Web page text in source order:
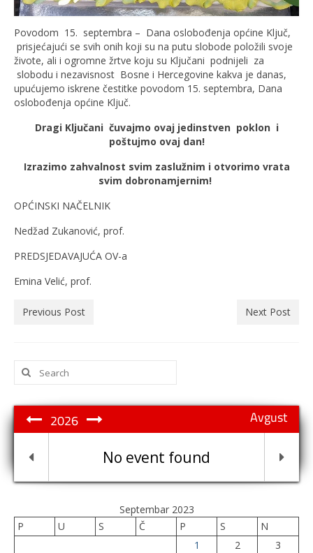
Povodom 15. septembra – Dana oslobođenja općine Ključ,
prisjećajući se svih onih koji su na putu slobode položili svoje
živote, ali i ogromne žrtve koju su Ključani podnijeli za
slobodu i nezavisnost Bosne i Hercegovine kakva je danas,
upućujemo iskrene čestitke povodom 15. septembra, Dana
oslobođenja općine Ključ.
Dragi Ključani čuvajmo ovaj jedinstven poklon i
poštujmo ovaj dan!
Izrazimo zahvalnost svim zaslužnim i otvorimo vrata
svim dobronamjernim!
OPĆINSKI NAČELNIK
Nedžad Zukanović, prof.
PREDSJEDAVAJUĆA OV-a
Emina Velić, prof.
Previous Post Next Post
Search
for:
Avgust
2026
No event found
Septembar 2023
P
U S Č P S
N
1
2
3